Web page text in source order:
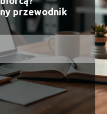
przewodnik